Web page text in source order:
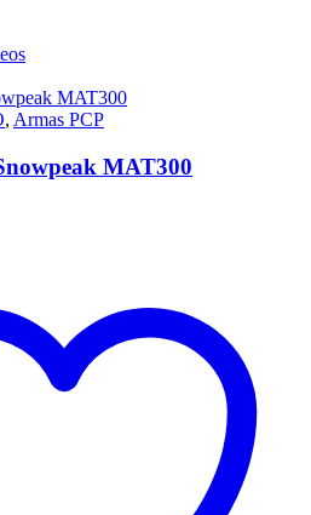
, Armas PCP
MAT300